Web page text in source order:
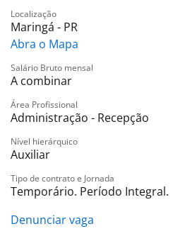
administrativas, garantindo
e eficiência no atendimento.
(PCD).
Localização
Maringá - PR
Abra o Mapa
Salário Bruto mensal
A combinar
Área Profissional
Administração - Recepção
Nível hierárquico
Auxiliar
Tipo de contrato e Jornada
Temporário. Período Integral.
Denunciar vaga